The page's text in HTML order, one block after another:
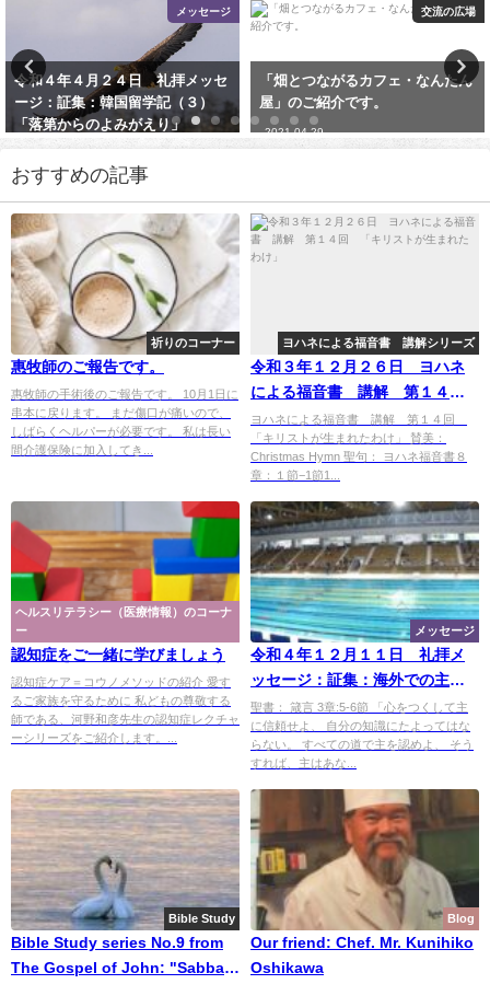
交流の広場
「畑とつながるカフェ・なんたん
屋」のご紹介です。
2021-04-29
ヨハネによる福音書 講解シリーズ
ヨハネによる福音書 講解 第５
回 「ニコデモという人」
2021-10-10
おすすめの記事
祈りのコーナー
惠牧師のご報告です。
惠牧師の手術後のご報告です。 10月1日に
串本に戻ります。 まだ傷口が痛いので、
しばらくヘルパーが必要です。 私は長い
間介護保険に加入してき...
ヨハネによる福音書 講解シリーズ
令和３年１２月２６日 ヨハネ
による福音書 講解 第１４
回 「キリストが生まれたわ
け」
ヨハネによる福音書 講解 第１４回
「キリストが生まれたわけ」 賛美：
Christmas Hymn 聖句： ヨハネ福音書８
章：１節−1節1...
ヘルスリテラシー（医療情報）のコーナ
ー
認知症をご一緒に学びましょう
認知症ケア＝コウノメソッドの紹介 愛す
るご家族を守るために 私どもの尊敬する
師である、河野和彦先生の認知症レクチャ
ーシリーズをご紹介します。...
メッセージ
令和４年１２月１１日 礼拝メ
ッセージ：証集：海外での主の
めぐみ：アメリカミネソタ州で
の証（３）「チャプレンの日
常」
聖書： 箴言 3章:5-6節 「心をつくして主
に信頼せよ、 自分の知識にたよってはな
らない。 すべての道で主を認めよ、 そう
すれば、主はあな...
Bible Study
Bible Study series No.9 from
The Gospel of John: "Sabbath
Blog
Our friend: Chef. Mr. Kunihiko
Oshikawa